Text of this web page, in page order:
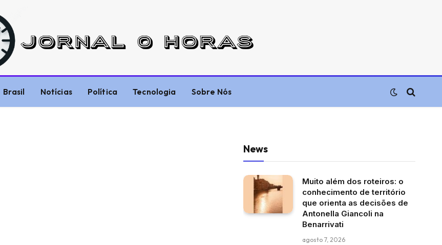
Brasil Notícias Política Tecnologia Sobre Nós
News
Muito além dos roteiros: o
conhecimento de território
que orienta as decisões de
Antonella Giancoli na
Benarrivati
agosto 7, 2026